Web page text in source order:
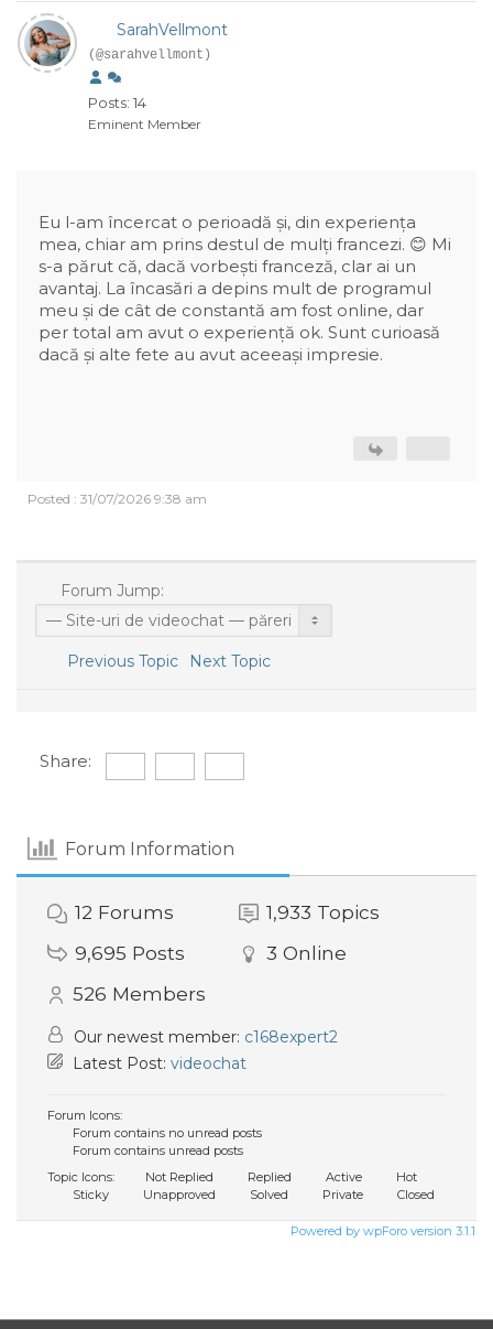
SarahVellmont
(@sarahvellmont)
Posts: 14
Eminent Member
Eu l-am încercat o perioadă și, din experiența
mea, chiar am prins destul de mulți francezi. 😊 Mi
s-a părut că, dacă vorbești franceză, clar ai un
avantaj. La încasări a depins mult de programul
meu și de cât de constantă am fost online, dar
per total am avut o experiență ok. Sunt curioasă
dacă și alte fete au avut aceeași impresie.
Posted : 31/07/2026 9:38 am
Forum Jump:
Previous Topic Next Topic
Share:
Forum Information
12 Forums 1,933 Topics
9,695 Posts 3 Online
526 Members
Our newest member: c168expert2
Latest Post: videochat
Forum Icons:
Forum contains no unread posts
Forum contains unread posts
Topic Icons:
Not Replied Replied Active
Hot
Sticky
Unapproved Solved Private Closed
Powered by wpForo version 3.1.1